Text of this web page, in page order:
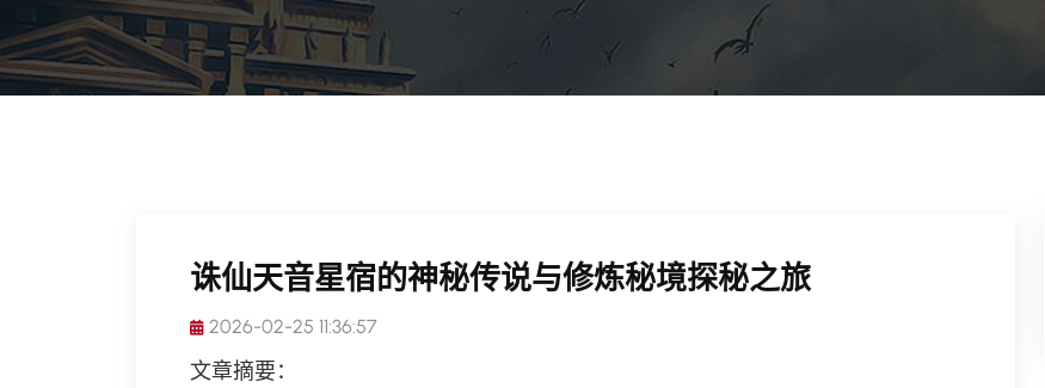
诛仙天音星宿的神秘传说与修炼秘境探秘之旅
2026-02-25 11:36:57
文章摘要：